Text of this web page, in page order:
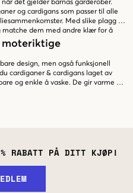
det gjelder barnas garderober.
og cardigans som passer til alle
Med slike plagg i
matche dem med andre klær for å
moteriktige
design, men også funksjonell
cardiganer & cardigans laget av
og enkle å vaske. De gir varme på
eller en koselig cardigan for
RABATT PÅ DITT KJØP!